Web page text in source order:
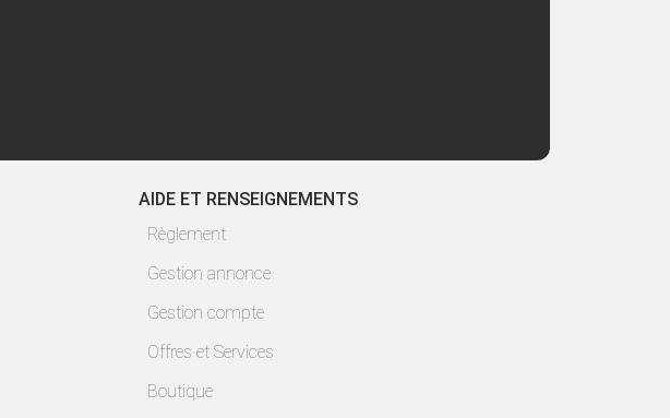
AIDE ET RENSEIGNEMENTS
Règlement
Gestion annonce
Gestion compte
Offres et Services
Boutique